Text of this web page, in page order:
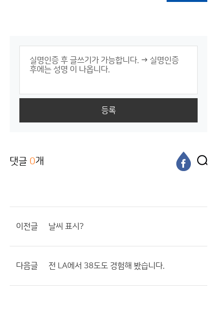
등록
댓글 0개
이전글 날씨 표시?
다음글 전 LA에서 38도도 경험해 봤습니다.